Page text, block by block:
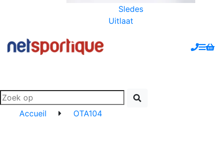
Sledes
Uitlaat
Accueil OTA104